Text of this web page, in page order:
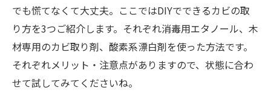
でも慌てなくて大丈夫。ここではDIYでできるカビの取
り方を3つご紹介します。それぞれ消毒用エタノール、木
材専用のカビ取り剤、酸素系漂白剤を使った方法です。
それぞれメリット・注意点がありますので、状態に合わ
せて試してみてくださいね。